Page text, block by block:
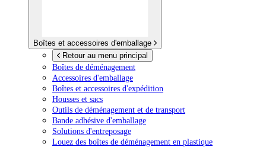
Boîtes et accessoires d'emballage
Retour au menu principal
Boîtes de déménagement
Accessoires d'emballage
Boîtes et accessoires d'expédition
Housses et sacs
Outils de déménagement et de transport
Bande adhésive d'emballage
Solutions d'entreposage
Louez des boîtes de déménagement en plastique